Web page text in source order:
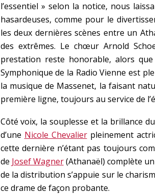
l’essentiel » selon la notice, nous
hasardeuses, comme pour le
les deux dernières scènes entre un
des extrêmes. Le chœur Arnold
prestation reste honorable, alors
Symphonique de la Radio Vienne est
la musique de Massenet, la faisant
première ligne, toujours au service de
Côté voix, la souplesse et la brillance
d’une Nicole Chevalierpleinement
cette dernière n’étant pas toujours
de Josef Wagner(Athanaël) complète
de la distribution s’appuie sur le
ce drame de façon probante.